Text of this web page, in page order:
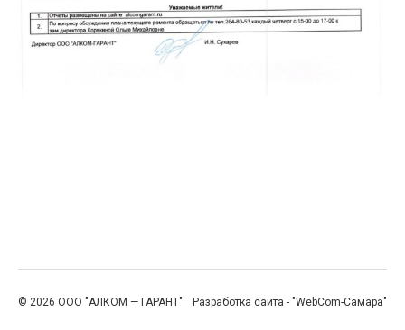
© 2026 ООО "АЛКОМ — ГАРАНТ" Разработка сайта - "WebCom-Самара"